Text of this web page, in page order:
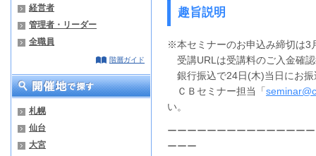
経営者
管理者・リーダー
全職員
階層ガイド
札幌
仙台
大宮
趣旨説明
※本セミナーのお申込み締切は3
受講URLは受講料のご入金確
銀行振込で24日(木)当日にお振
ＣＢセミナー担当「
い。
ーーーーーーーーーーーーーー
ーーー